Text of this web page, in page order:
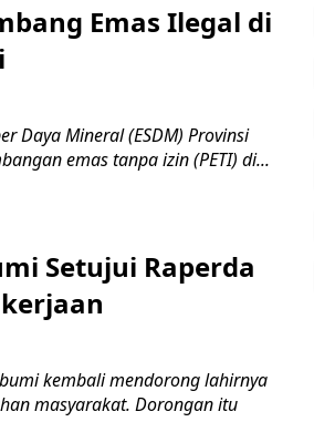
Emas Ilegal di
Daya Mineral (ESDM) Provinsi
emas tanpa izin (PETI) di...
Setujui Raperda
kembali mendorong lahirnya
masyarakat. Dorongan itu